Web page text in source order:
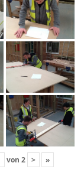
von 2 > »